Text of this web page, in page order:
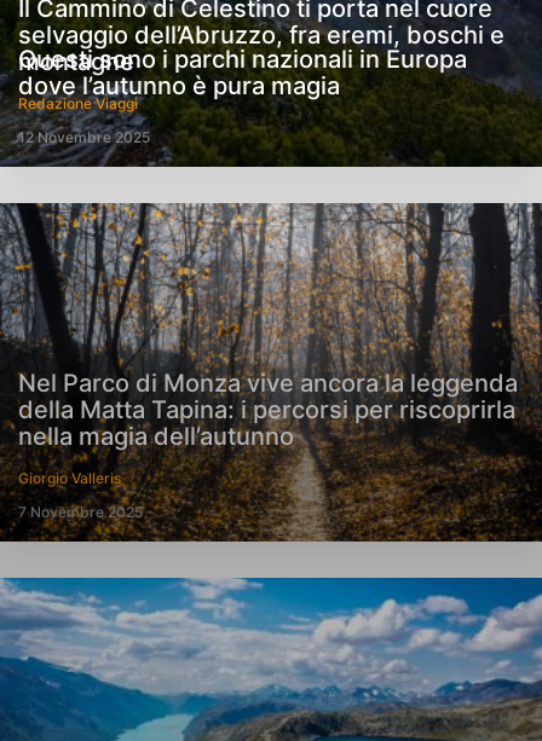
Il Cammino di Celestino ti porta nel cuore
selvaggio dell’Abruzzo, fra eremi, boschi e
montagne
Redazione Viaggi
12 Novembre 2025
Nel Parco di Monza vive ancora la leggenda
della Matta Tapina: i percorsi per riscoprirla
nella magia dell’autunno
Giorgio Valleris
7 Novembre 2025
Questi sono i parchi nazionali in Europa
dove l’autunno è pura magia